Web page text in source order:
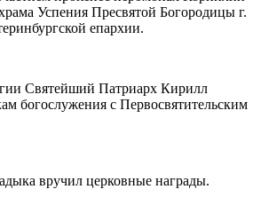
Успения Пресвятой Богородицы г.
епархии.
Святейший Патриарх Кирилл
богослужения с Первосвятительским
вручил церковные награды.